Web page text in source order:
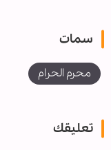
سمات
محرم الحرام
تعليقك